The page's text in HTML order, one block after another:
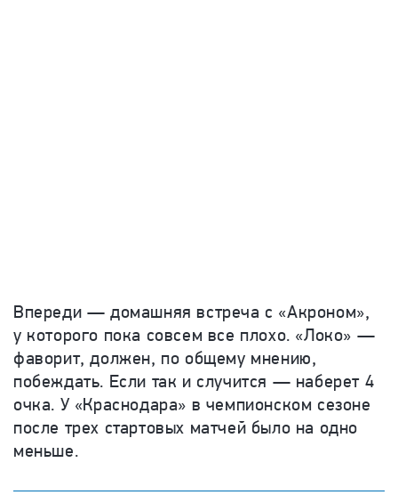
Впереди — домашняя встреча с «Акроном»,
у которого пока совсем все плохо. «Локо» —
фаворит, должен, по общему мнению,
побеждать. Если так и случится — наберет 4
очка. У «Краснодара» в чемпионском сезоне
после трех стартовых матчей было на одно
меньше.